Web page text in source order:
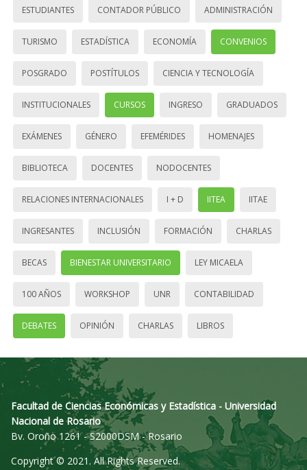
ESTUDIANTES CONTADOR PÚBLICO ADMINISTRACIÓN
TURISMO ESTADÍSTICA ECONOMÍA CONVENIOS
POSGRADO POSTÍTULOS CIENCIA Y TECNOLOGÍA
INSTITUCIONALES CURSOS INGRESO GRADUADOS
EXÁMENES GÉNERO EFEMÉRIDES HOMENAJES
BIBLIOTECA DOCENTES NODOCENTES
RELACIONES INTERNACIONALES I + D IITEA IITAE
INGRESANTES INCLUSIÓN FORMACIÓN CHARLAS
BECAS BIENESTAR UNIVERSITARIO LEY MICAELA
100 AÑOS WORKSHOP UNR CONTABILIDAD
DEBATES OPINIÓN CHARLAS LIBROS
Facultad de Ciencias Económicas y Estadística - Universidad
Nacional de Rosario
Bv. Oroño 1261 - S2000DSM - Rosario
Copyright © 2021. All Rights Reserved.